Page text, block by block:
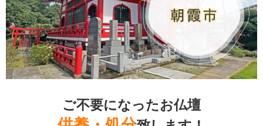
ご不要になったお仏壇